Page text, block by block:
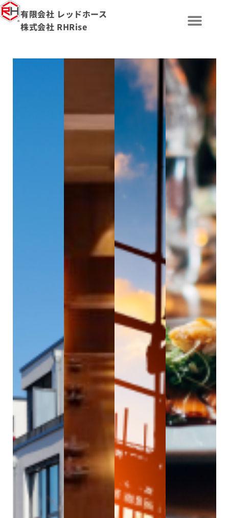
有限会社 レッドホース
株式会社 RHRise